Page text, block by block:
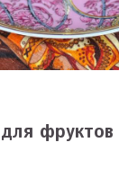
фруктов